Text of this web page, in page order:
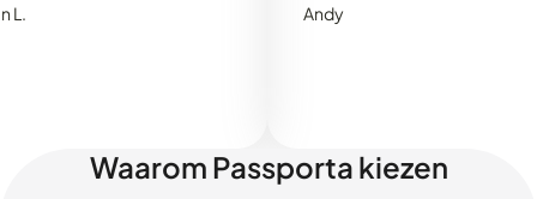
Waarom Passporta kiezen